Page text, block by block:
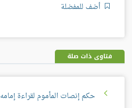
أضف للمفضلة
فتاوى ذات صلة
حكم إنصات المأموم لقراءة إمامه